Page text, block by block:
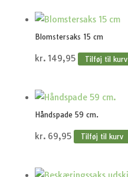
Blomstersaks 15 cm
kr. 149,95 Tilføj til kurv
Håndspade 59 cm.
kr. 69,95 Tilføj til kurv